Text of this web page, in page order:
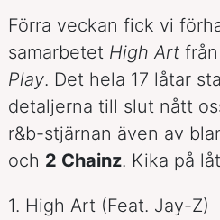
Förra veckan fick vi
samarbetet High Art från
Play. Det hela 17 låtar
detaljerna till slut nått
r&b-stjärnan även av
och 2 Chainz. Kika på
1. High Art (Feat. Jay-Z)